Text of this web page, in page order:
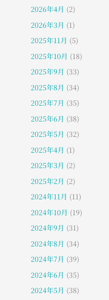
2026年4月 (2)
2026年3月 (1)
2025年11月 (5)
2025年10月 (18)
2025年9月 (33)
2025年8月 (34)
2025年7月 (35)
2025年6月 (38)
2025年5月 (32)
2025年4月 (1)
2025年3月 (2)
2025年2月 (2)
2024年11月 (11)
2024年10月 (19)
2024年9月 (31)
2024年8月 (34)
2024年7月 (39)
2024年6月 (35)
2024年5月 (38)